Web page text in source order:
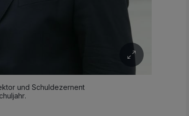
und Schuldezernent